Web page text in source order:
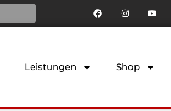
Leistungen Shop